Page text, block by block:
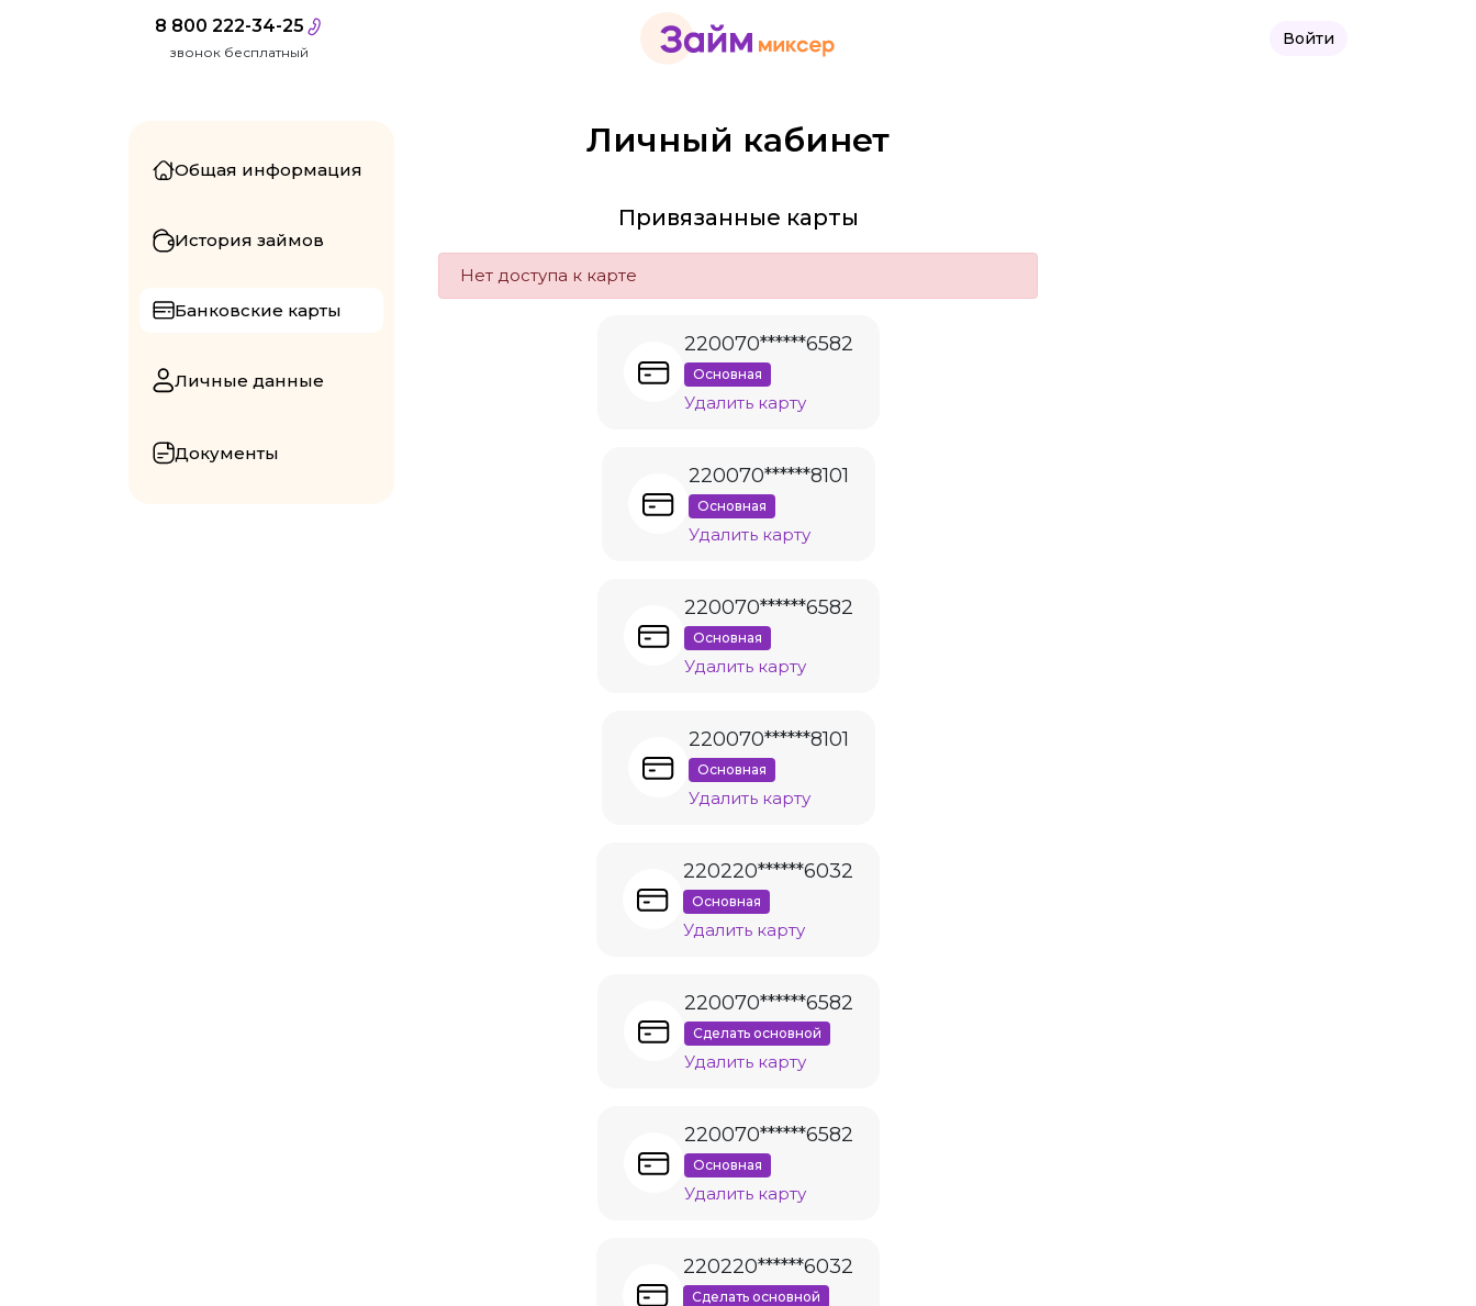
8 800 222-34-25
звонок бесплатный
Войти
Общая информация
История займов
Банковские карты
Личные данные
Документы
Личный кабинет
Привязанные карты
Нет доступа к карте
220070******6582
Основная
Удалить карту
220070******8101
Основная
Удалить карту
220070******6582
Основная
Удалить карту
220070******8101
Основная
Удалить карту
220220******6032
Основная
Удалить карту
220070******6582
Сделать основной
Удалить карту
220070******6582
Основная
Удалить карту
220220******6032
Сделать основной